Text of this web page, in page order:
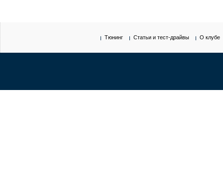
Тюнинг Статьи и тест-драйвы О клубе